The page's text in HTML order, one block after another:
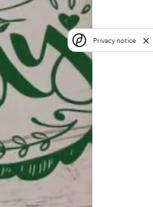
Privacy notice